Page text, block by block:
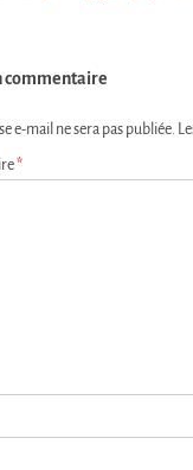
commentaire
e-mail ne sera pas publiée.
*